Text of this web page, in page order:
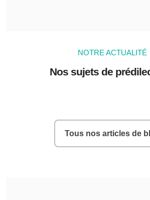
NOTRE ACTUALITÉ
Nos sujets de
Tous nos articles de